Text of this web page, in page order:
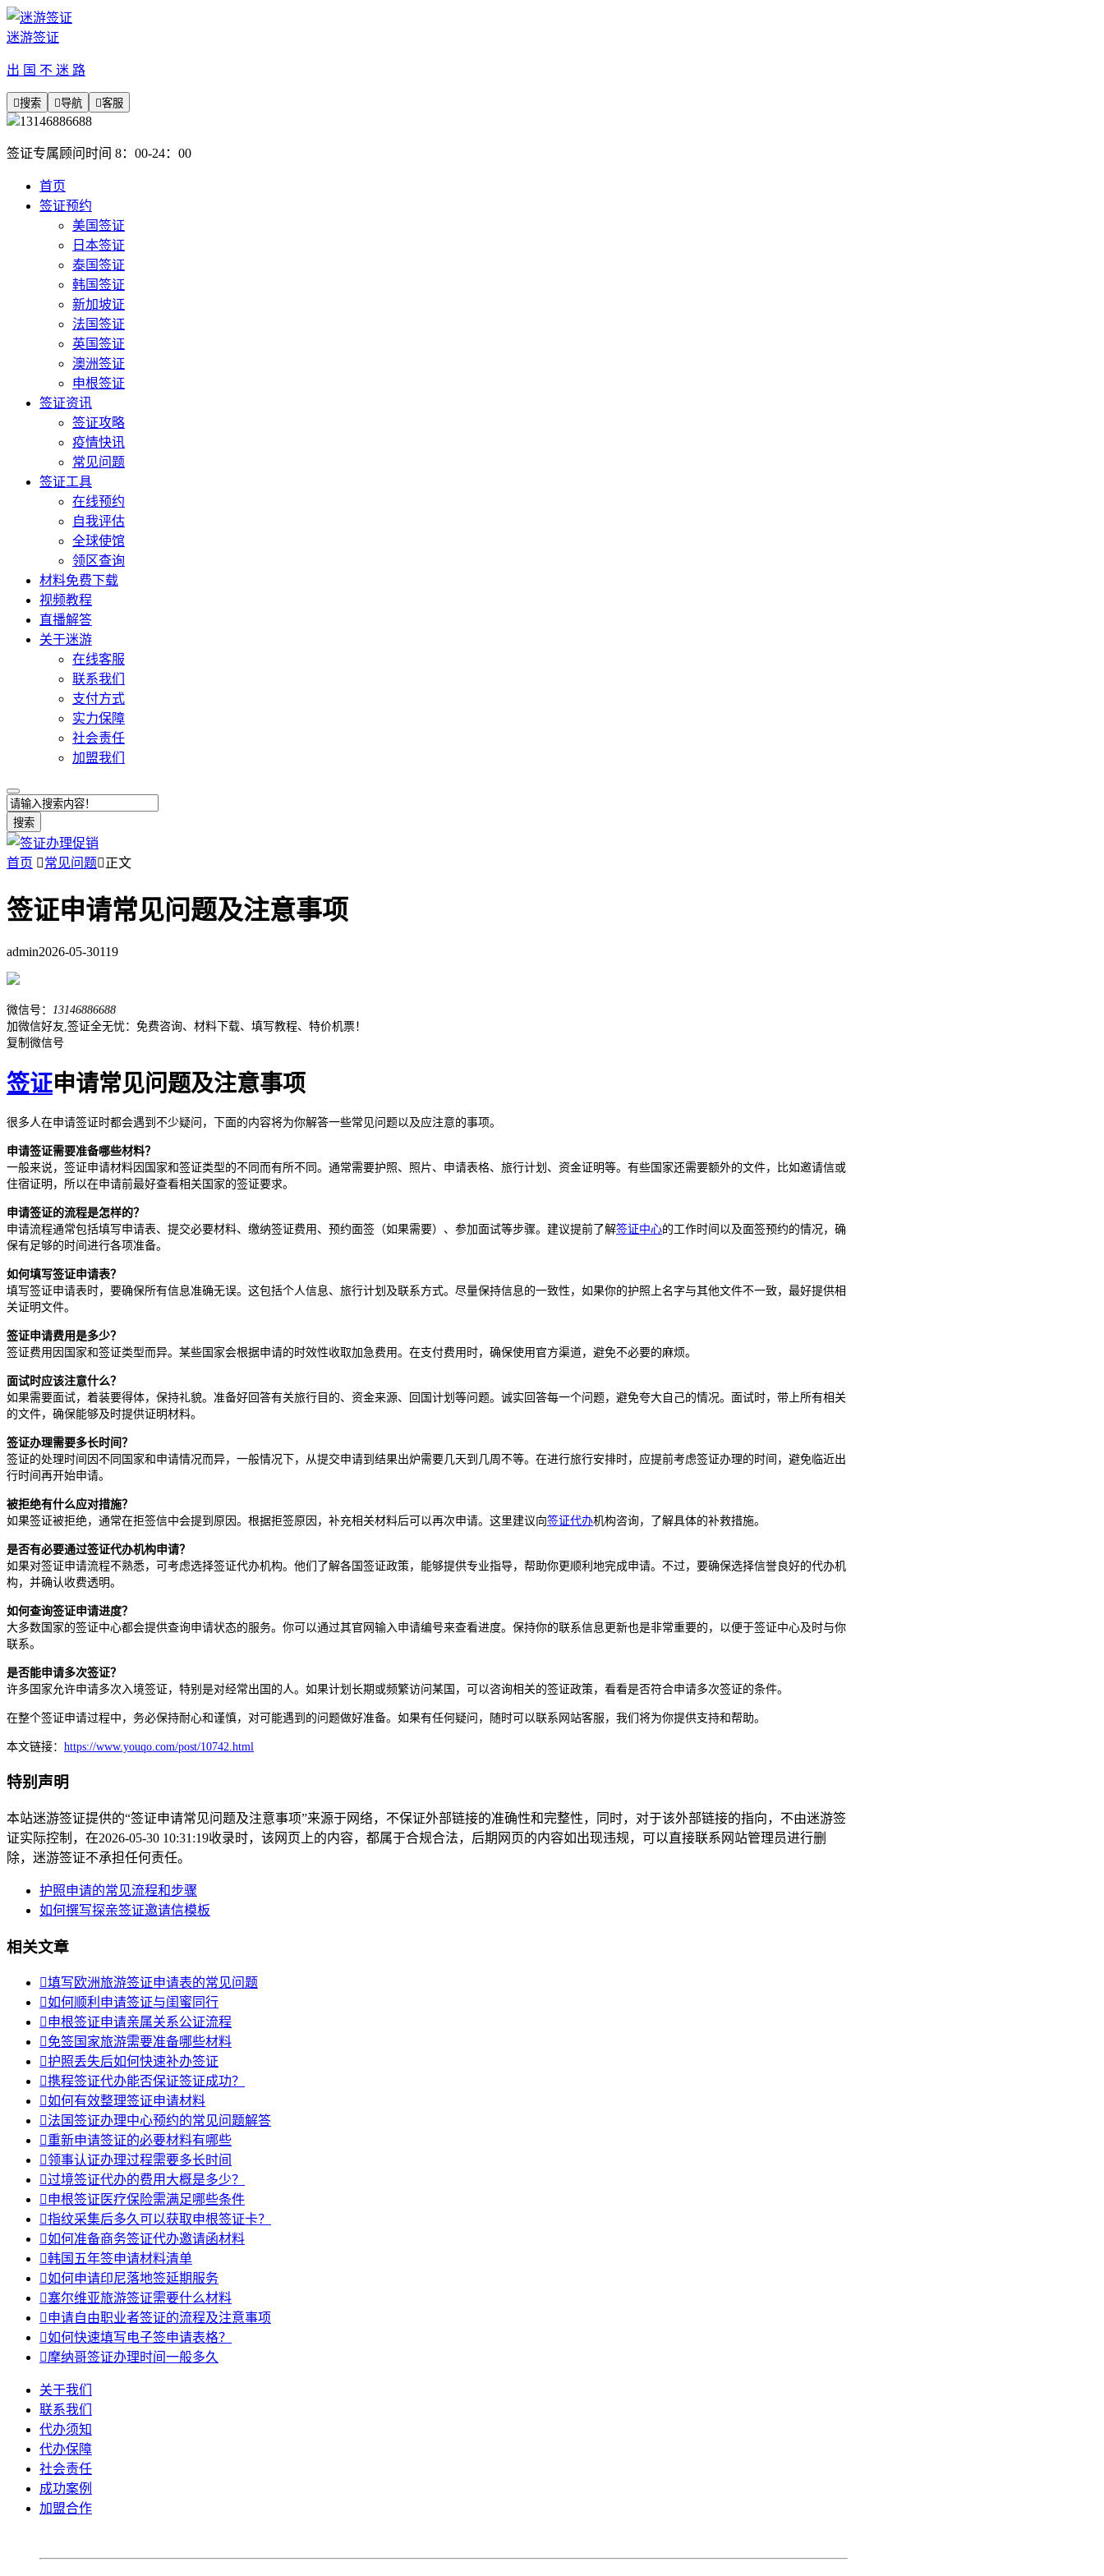
迷游签证
出 国 不 迷 路
搜索 导航 客服
13146886688
签证专属顾问时间 8：00-24：00
首页
签证预约
美国签证
日本签证
泰国签证
韩国签证
新加坡证
法国签证
英国签证
澳洲签证
申根签证
签证资讯
签证攻略
疫情快讯
常见问题
签证工具
在线预约
自我评估
全球使馆
领区查询
材料免费下载
视频教程
直播解答
关于迷游
在线客服
联系我们
支付方式
实力保障
社会责任
加盟我们
搜索
首页 常见问题正文
签证申请常见问题及注意事项
admin2026-05-30119
微信号：
13146886688
加微信好友,签证全无忧：免费咨询、材料下载、填写教程、特价机票！
复制微信号
签证申请常见问题及注意事项
很多人在申请签证时都会遇到不少疑问，下面的内容将为你解答一些常见问题以及应注意的事项。
申请签证需要准备哪些材料？
一般来说，签证申请材料因国家和签证类型的不同而有所不同。通常需要护照、照片、申请表格、旅行计划、资金证明等。有些国家还需要额外的文件，比如邀请信或
住宿证明，所以在申请前最好查看相关国家的签证要求。
申请签证的流程是怎样的？
申请流程通常包括填写申请表、提交必要材料、缴纳签证费用、预约面签（如果需要）、参加面试等步骤。建议提前了解签证中心的工作时间以及面签预约的情况，确
保有足够的时间进行各项准备。
如何填写签证申请表？
填写签证申请表时，要确保所有信息准确无误。这包括个人信息、旅行计划及联系方式。尽量保持信息的一致性，如果你的护照上名字与其他文件不一致，最好提供相
关证明文件。
签证申请费用是多少？
签证费用因国家和签证类型而异。某些国家会根据申请的时效性收取加急费用。在支付费用时，确保使用官方渠道，避免不必要的麻烦。
面试时应该注意什么？
如果需要面试，着装要得体，保持礼貌。准备好回答有关旅行目的、资金来源、回国计划等问题。诚实回答每一个问题，避免夸大自己的情况。面试时，带上所有相关
的文件，确保能够及时提供证明材料。
签证办理需要多长时间？
签证的处理时间因不同国家和申请情况而异，一般情况下，从提交申请到结果出炉需要几天到几周不等。在进行旅行安排时，应提前考虑签证办理的时间，避免临近出
行时间再开始申请。
被拒绝有什么应对措施？
如果签证被拒绝，通常在拒签信中会提到原因。根据拒签原因，补充相关材料后可以再次申请。这里建议向签证代办机构咨询，了解具体的补救措施。
是否有必要通过签证代办机构申请？
如果对签证申请流程不熟悉，可考虑选择签证代办机构。他们了解各国签证政策，能够提供专业指导，帮助你更顺利地完成申请。不过，要确保选择信誉良好的代办机
构，并确认收费透明。
如何查询签证申请进度？
大多数国家的签证中心都会提供查询申请状态的服务。你可以通过其官网输入申请编号来查看进度。保持你的联系信息更新也是非常重要的，以便于签证中心及时与你
联系。
是否能申请多次签证？
许多国家允许申请多次入境签证，特别是对经常出国的人。如果计划长期或频繁访问某国，可以咨询相关的签证政策，看看是否符合申请多次签证的条件。
在整个签证申请过程中，务必保持耐心和谨慎，对可能遇到的问题做好准备。如果有任何疑问，随时可以联系网站客服，我们将为你提供支持和帮助。
本文链接： https://www.youqo.com/post/10742.html
特别声明
本站迷游签证提供的“签证申请常见问题及注意事项”来源于网络，不保证外部链接的准确性和完整性，同时，对于该外部链接的指向，不由迷游签
证实际控制，在2026-05-30 10:31:19收录时，该网页上的内容，都属于合规合法，后期网页的内容如出现违规，可以直接联系网站管理员进行删
除，迷游签证不承担任何责任。
护照申请的常见流程和步骤
如何撰写探亲签证邀请信模板
相关文章
填写欧洲旅游签证申请表的常见问题
如何顺利申请签证与闺蜜同行
申根签证申请亲属关系公证流程
免签国家旅游需要准备哪些材料
护照丢失后如何快速补办签证
携程签证代办能否保证签证成功？
如何有效整理签证申请材料
法国签证办理中心预约的常见问题解答
重新申请签证的必要材料有哪些
领事认证办理过程需要多长时间
过境签证代办的费用大概是多少？
申根签证医疗保险需满足哪些条件
指纹采集后多久可以获取申根签证卡？
如何准备商务签证代办邀请函材料
韩国五年签申请材料清单
如何申请印尼落地签延期服务
塞尔维亚旅游签证需要什么材料
申请自由职业者签证的流程及注意事项
如何快速填写电子签申请表格？
摩纳哥签证办理时间一般多久
关于我们
联系我们
代办须知
代办保障
社会责任
成功案例
加盟合作